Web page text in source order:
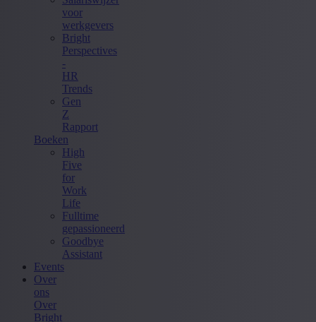
voor
werkgevers
Bright
Perspectives
-
HR
Trends
Gen
Z
Rapport
Boeken
High
Five
for
Work
Life
Fulltime
gepassioneerd
Goodbye
Assistant
Events
Over
ons
Over
Bright